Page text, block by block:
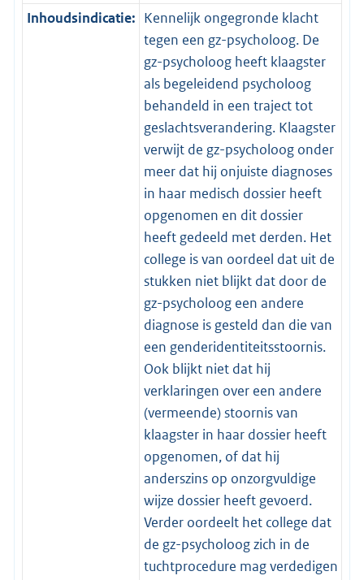
Inhoudsindicatie: Kennelijk ongegronde klacht
tegen een gz-psycholoog. De
gz-psycholoog heeft klaagster
als begeleidend psycholoog
behandeld in een traject tot
geslachtsverandering. Klaagster
verwijt de gz-psycholoog onder
meer dat hij onjuiste diagnoses
in haar medisch dossier heeft
opgenomen en dit dossier
heeft gedeeld met derden. Het
college is van oordeel dat uit de
stukken niet blijkt dat door de
gz-psycholoog een andere
diagnose is gesteld dan die van
een genderidentiteitsstoornis.
Ook blijkt niet dat hij
verklaringen over een andere
(vermeende) stoornis van
klaagster in haar dossier heeft
opgenomen, of dat hij
anderszins op onzorgvuldige
wijze dossier heeft gevoerd.
Verder oordeelt het college dat
de gz-psycholoog zich in de
tuchtprocedure mag verdedigen